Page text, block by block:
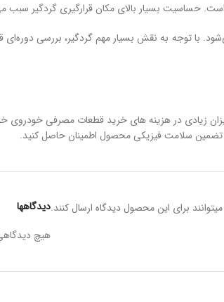
حساسیت بسیار بالای مکان قرارگیری گردگیر
توجه به نقش بسیار مهم گردگیر، بررسی دوره‌ای
زیادی در هزینه های خرید قطعات مصرفی
و تضمین سلامت فیزیکی محصول اطمینان حاصل کنید.
دیدگاهها
هیچ
برای این محصول دیدگاه ارسال کنند.